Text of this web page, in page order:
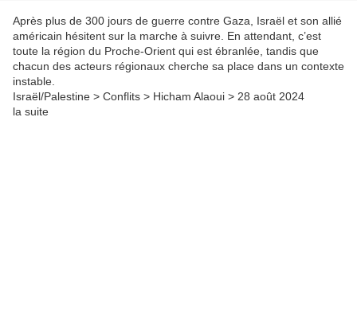
Après plus de 300 jours de guerre contre Gaza, Israël et son allié
américain hésitent sur la marche à suivre. En attendant, c’est
toute la région du Proche-Orient qui est ébranlée, tandis que
chacun des acteurs régionaux cherche sa place dans un contexte
instable.
Israël/Palestine > Conflits > Hicham Alaoui > 28 août 2024
la suite